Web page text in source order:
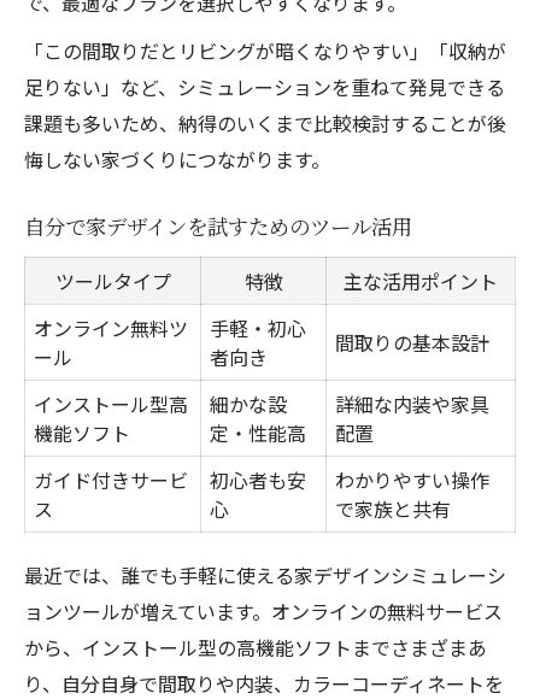
「この間取りだとリビングが暗くなりやすい」「収納が
足りない」など、シミュレーションを重ねて発見できる
課題も多いため、納得のいくまで比較検討することが後
悔しない家づくりにつながります。
自分で家デザインを試すためのツール活用
ツールタイプ 特徴
主な活用ポイント
オンライン無料ツ
ール
手軽・初心
者向き
間取りの基本設計
インストール型高
機能ソフト
細かな設
定・性能高
詳細な内装や家具
配置
ガイド付きサービ
ス
初心者も安
心
わかりやすい操作
で家族と共有
最近では、誰でも手軽に使える家デザインシミュレーシ
ョンツールが増えています。オンラインの無料サービス
から、インストール型の高機能ソフトまでさまざまあ
り、自分自身で間取りや内装、カラーコーディネートを